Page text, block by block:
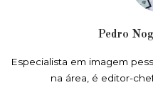
Pedro Nog
Especialista em imagem
na área, é editor-